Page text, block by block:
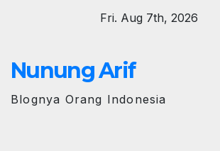
Fri. Aug 7th, 2026
Nunung Arif
Blognya Orang Indonesia